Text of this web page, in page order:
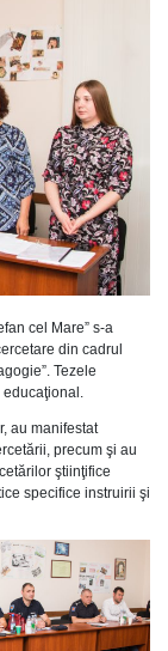
cel Mare” s-a
din cadrul
Tezele
au manifestat
precum şi au
ştiinţifice
specifice instruirii şi